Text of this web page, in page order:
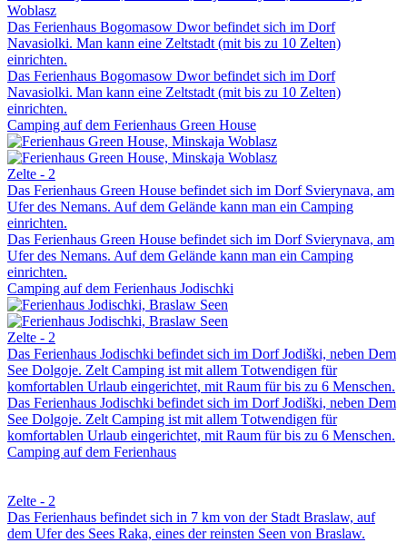
Woblasz
Das Ferienhaus Bogomasow Dwor befindet sich im Dorf
Navasiolki. Man kann eine Zeltstadt (mit bis zu 10 Zelten)
einrichten.
Das Ferienhaus Bogomasow Dwor befindet sich im Dorf
Navasiolki. Man kann eine Zeltstadt (mit bis zu 10 Zelten)
einrichten.
Camping auf dem Ferienhaus Green House
Zelte - 2
Das Ferienhaus Green House befindet sich im Dorf Svierynava, am
Ufer des Nemans. Auf dem Gelände kann man ein Camping
einrichten.
Das Ferienhaus Green House befindet sich im Dorf Svierynava, am
Ufer des Nemans. Auf dem Gelände kann man ein Camping
einrichten.
Camping auf dem Ferienhaus Jodischki
Zelte - 2
Das Ferienhaus Jodischki befindet sich im Dorf Jodiški, neben Dem
See Dolgoje. Zelt Camping ist mit allem Тotwendigen für
komfortablen Urlaub eingerichtet, mit Raum für bis zu 6 Menschen.
Das Ferienhaus Jodischki befindet sich im Dorf Jodiški, neben Dem
See Dolgoje. Zelt Camping ist mit allem Тotwendigen für
komfortablen Urlaub eingerichtet, mit Raum für bis zu 6 Menschen.
Camping auf dem Ferienhaus
Zelte - 2
Das Ferienhaus befindet sich in 7 km von der Stadt Braslaw, auf
dem Ufer des Sees Raka, eines der reinsten Seen von Braslaw.